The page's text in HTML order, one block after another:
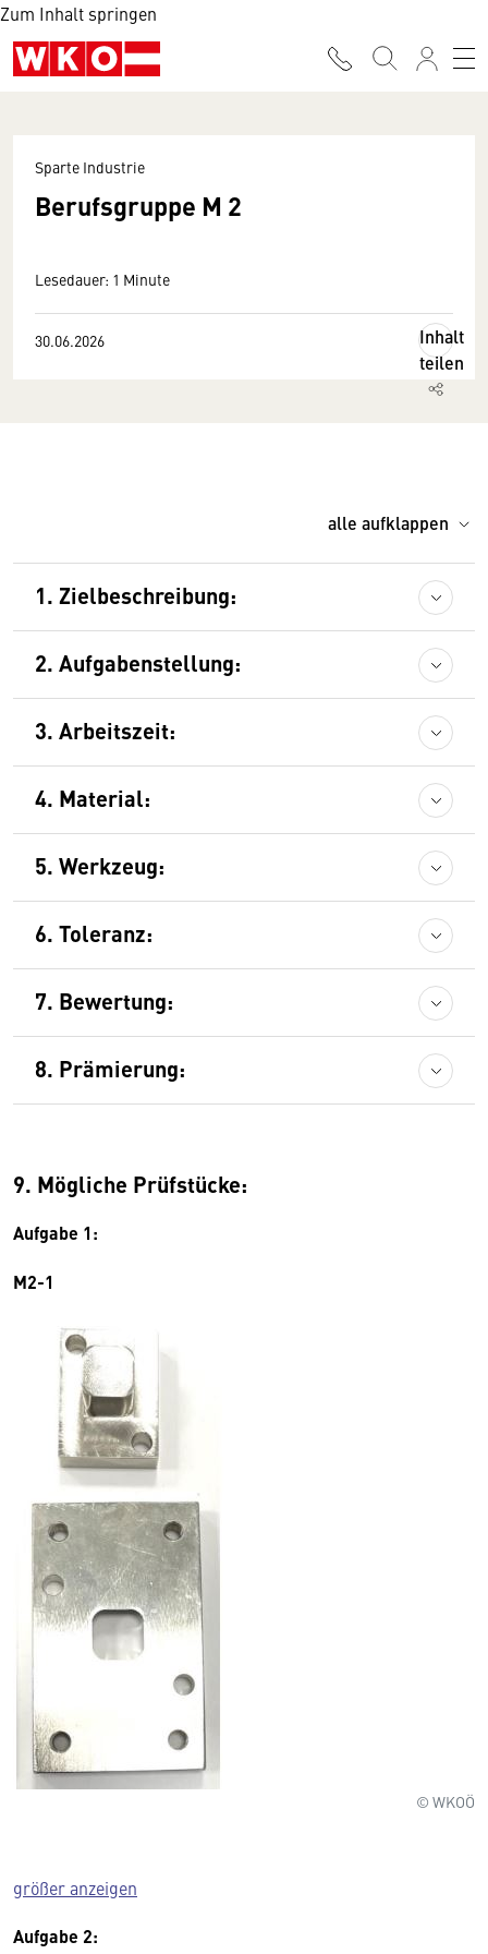
Zum Inhalt springen
Sparte Industrie
Berufsgruppe M 2
Lesedauer: 1 Minute
30.06.2026
Inhalt
teilen
alle aufklappen
1. Zielbeschreibung:
2. Aufgabenstellung:
3. Arbeitszeit:
4. Material:
5. Werkzeug:
6. Toleranz:
7. Bewertung:
8. Prämierung:
9. Mögliche Prüfstücke:
Aufgabe 1:
M2-1
© WKOÖ
größer anzeigen
Aufgabe 2: